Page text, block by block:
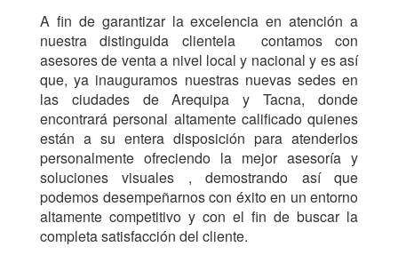
A fin de garantizar la excelencia en atención a
nuestra distinguida clientela contamos con
asesores de venta a nivel local y nacional y es así
que, ya inauguramos nuestras nuevas sedes en
las ciudades de Arequipa y Tacna, donde
encontrará personal altamente calificado quienes
están a su entera disposición para atenderlos
personalmente ofreciendo la mejor asesoría y
soluciones visuales , demostrando así que
podemos desempeñarnos con éxito en un entorno
altamente competitivo y con el fin de buscar la
completa satisfacción del cliente.